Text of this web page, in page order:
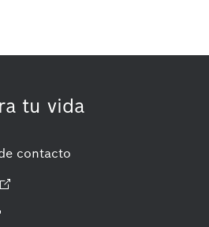
tu vida
contacto